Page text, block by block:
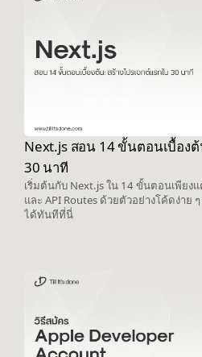
Next.js สอน 14 ขั้นตอนเบื้อง
30 นาที
เริ่มต้นกับ Next.js ใน 14 ขั้นตอนเพียงแ
และ API Routes ด้วยตัวอย่างโค้ดง่าย
ได้ทันทีที่นี่